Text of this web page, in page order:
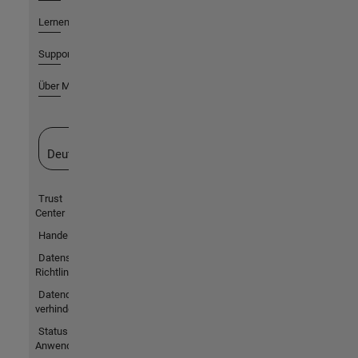
Lernen
Support
Über MathWorks
Deutschland
Trust
Center
Handelsmarken
Datenschutz-
Richtlinien
Datendiebstahl
verhindern
Status von
Anwendungen